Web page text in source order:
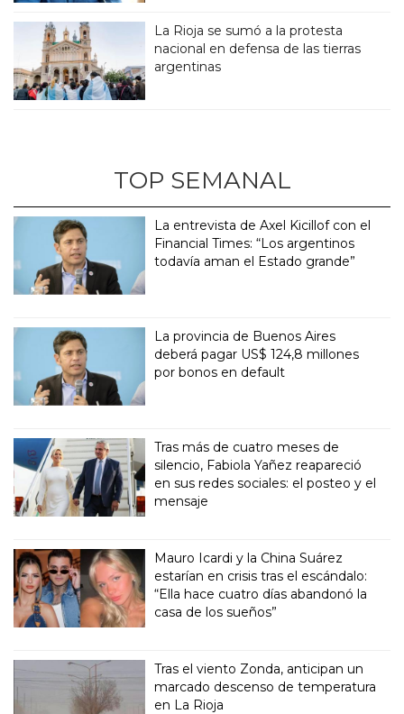
La Rioja se sumó a la protesta
nacional en defensa de las tierras
argentinas
TOP SEMANAL
La entrevista de Axel Kicillof con el
Financial Times: “Los argentinos
todavía aman el Estado grande”
La provincia de Buenos Aires
deberá pagar US$ 124,8 millones
por bonos en default
Tras más de cuatro meses de
silencio, Fabiola Yañez reapareció
en sus redes sociales: el posteo y el
mensaje
Mauro Icardi y la China Suárez
estarían en crisis tras el escándalo:
“Ella hace cuatro días abandonó la
casa de los sueños”
Tras el viento Zonda, anticipan un
marcado descenso de temperatura
en La Rioja